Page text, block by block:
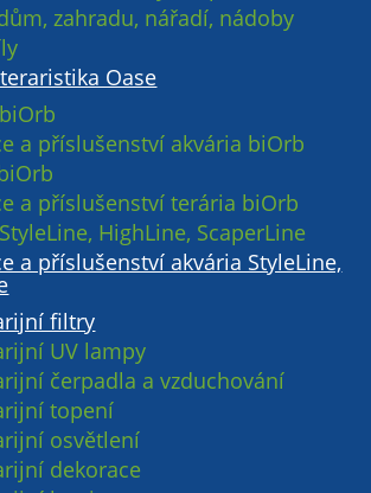
zahradu, nářadí, nádoby
Oase
a příslušenství akvária biOrb
a příslušenství terária biOrb
HighLine, ScaperLine
a příslušenství akvária StyleLine,
filtry
UV lampy
čerpadla a vzduchování
topení
osvětlení
dekorace